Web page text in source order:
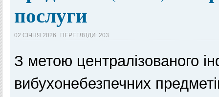
послуги
02 СІЧНЯ 2026 ПЕРЕГЛЯДИ: 203
З метою централізованого
вибухонебезпечних